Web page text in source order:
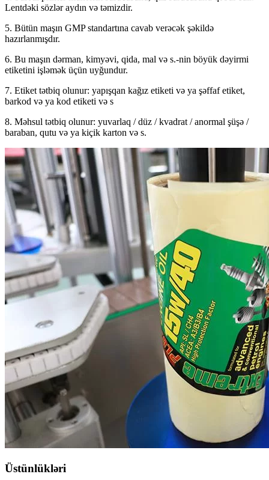
Lentdəki sözlər aydın və təmizdir.
5. Bütün maşın GMP standartına cavab verəcək şəkildə
hazırlanmışdır.
6. Bu maşın dərman, kimyəvi, qida, mal və s.-nin böyük dəyirmi
etiketini işləmək üçün uyğundur.
7. Etiket tətbiq olunur: yapışqan kağız etiketi və ya şəffaf etiket,
barkod və ya kod etiketi və s
8. Məhsul tətbiq olunur: yuvarlaq / düz / kvadrat / anormal şüşə /
baraban, qutu və ya kiçik karton və s.
Üstünlükləri